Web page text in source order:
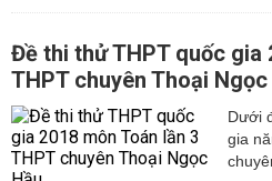
Đề thi thử THPT quốc gia
THPT chuyên Thoại Ngọc
Dưới
gia